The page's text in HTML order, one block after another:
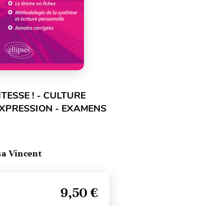
! - CULTURE
- EXAMENS
Vincent
9,50 €